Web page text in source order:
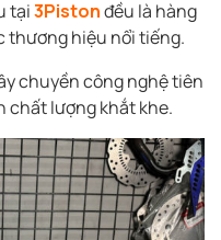
tại3Pistonđều là hàng
thương hiệu nổi tiếng.
chuyền công nghệ tiên
chất lượng khắt khe.